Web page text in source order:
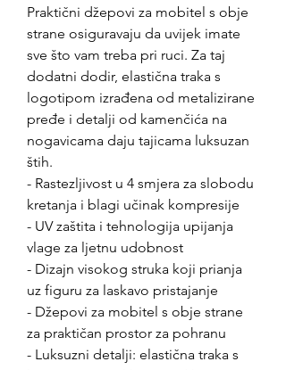
Praktični džepovi za mobitel s obje
strane osiguravaju da uvijek imate
sve što vam treba pri ruci. Za taj
dodatni dodir, elastična traka s
logotipom izrađena od metalizirane
pređe i detalji od kamenčića na
nogavicama daju tajicama luksuzan
štih.
- Rastezljivost u 4 smjera za slobodu
kretanja i blagi učinak kompresije
- UV zaštita i tehnologija upijanja
vlage za ljetnu udobnost
- Dizajn visokog struka koji prianja
uz figuru za laskavo pristajanje
- Džepovi za mobitel s obje strane
za praktičan prostor za pohranu
- Luksuzni detalji: elastična traka s